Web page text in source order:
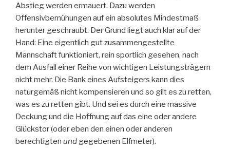
Abstieg werden ermauert. Dazu werden
Offensivbemühungen auf ein absolutes Mindestmaß
herunter geschraubt. Der Grund liegt auch klar auf der
Hand: Eine eigentlich gut zusammengestellte
Mannschaft funktioniert, rein sportlich gesehen, nach
dem Ausfall einer Reihe von wichtigen Leistungsträgern
nicht mehr. Die Bank eines Aufsteigers kann dies
naturgemäß nicht kompensieren und so gilt es zu retten,
was es zu retten gibt. Und sei es durch eine massive
Deckung und die Hoffnung auf das eine oder andere
Glückstor (oder eben den einen oder anderen
berechtigten und gegebenen Elfmeter).